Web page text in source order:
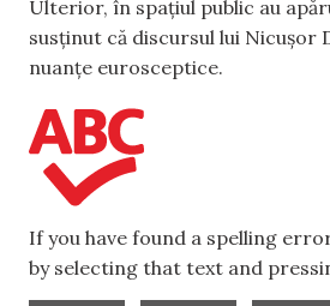
Ulterior, în spațiul public au
susținut că discursul lui Nicușor
nuanțe eurosceptice.
If you have found a spelling
by selecting that text and